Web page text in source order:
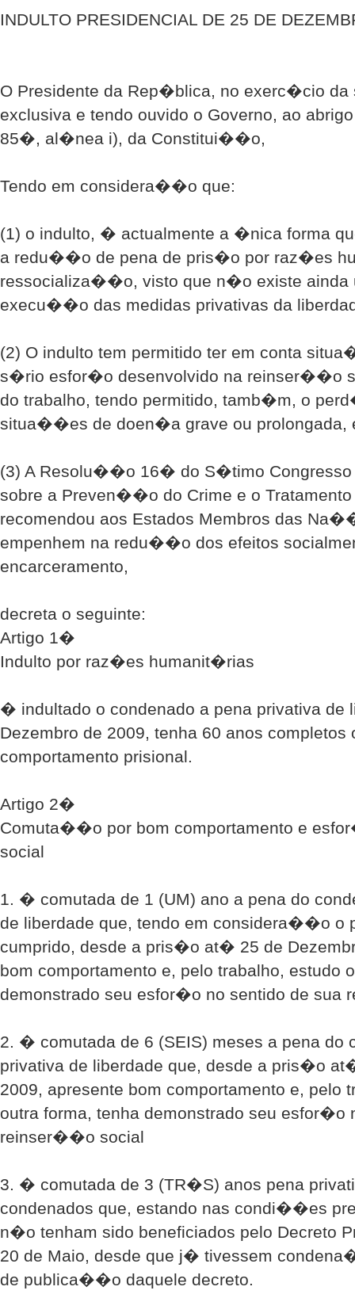
INDULTO PRESIDENCIAL DE 25 DE
O Presidente da Rep�blica, no exerc�cio
exclusiva e tendo ouvido o Governo, ao
85�, al�nea i), da Constitui��o,
Tendo em considera��o que:
(1) o indulto, � actualmente a �nica forma
a redu��o de pena de pris�o por raz�es
ressocializa��o, visto que n�o existe ainda
execu��o das medidas privativas da
(2) O indulto tem permitido ter em conta
s�rio esfor�o desenvolvido na reinser��o
do trabalho, tendo permitido, tamb�m, o
situa��es de doen�a grave ou prolongada,
(3) A Resolu��o 16� do S�timo
sobre a Preven��o do Crime e o Tratamento
recomendou aos Estados Membros das
empenhem na redu��o dos efeitos
encarceramento,
decreta o seguinte:
Artigo 1�
Indulto por raz�es humanit�rias
� indultado o condenado a pena privativa de
Dezembro de 2009, tenha 60 anos completos
comportamento prisional.
Artigo 2�
Comuta��o por bom comportamento e
social
1. � comutada de 1 (UM) ano a pena do
de liberdade que, tendo em considera��o
cumprido, desde a pris�o at� 25 de
bom comportamento e, pelo trabalho, estudo
demonstrado seu esfor�o no sentido de
2. � comutada de 6 (SEIS) meses a pena do
privativa de liberdade que, desde a pris�o
2009, apresente bom comportamento e, pelo
outra forma, tenha demonstrado seu esfor�o
reinser��o social
3. � comutada de 3 (TR�S) anos pena
condenados que, estando nas condi��es
n�o tenham sido beneficiados pelo Decreto
20 de Maio, desde que j� tivessem
de publica��o daquele decreto.